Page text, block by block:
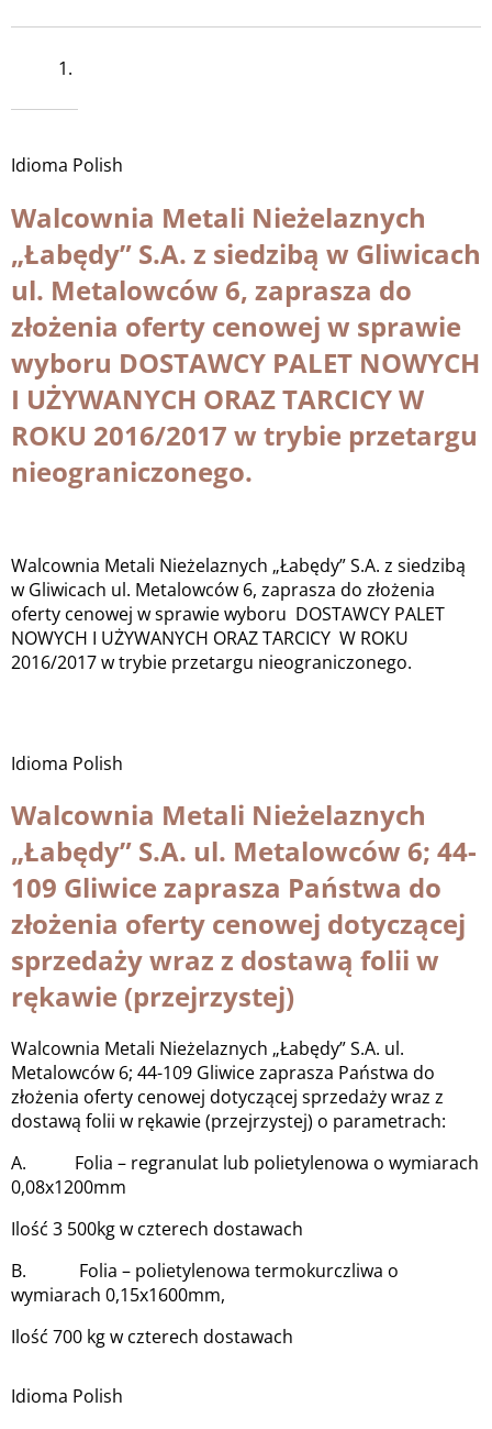
1.
Idioma Polish
Walcownia Metali Nieżelaznych
„Łabędy” S.A. z siedzibą w Gliwicach
ul. Metalowców 6, zaprasza do
złożenia oferty cenowej w sprawie
wyboru DOSTAWCY PALET NOWYCH
I UŻYWANYCH ORAZ TARCICY W
ROKU 2016/2017 w trybie przetargu
nieograniczonego.
Walcownia Metali Nieżelaznych „Łabędy” S.A. z siedzibą
w Gliwicach ul. Metalowców 6, zaprasza do złożenia
oferty cenowej w sprawie wyboru DOSTAWCY PALET
NOWYCH I UŻYWANYCH ORAZ TARCICY W ROKU
2016/2017 w trybie przetargu nieograniczonego.
Idioma Polish
Walcownia Metali Nieżelaznych
„Łabędy” S.A. ul. Metalowców 6; 44-
109 Gliwice zaprasza Państwa do
złożenia oferty cenowej dotyczącej
sprzedaży wraz z dostawą folii w
rękawie (przejrzystej)
Walcownia Metali Nieżelaznych „Łabędy” S.A. ul.
Metalowców 6; 44-109 Gliwice zaprasza Państwa do
złożenia oferty cenowej dotyczącej sprzedaży wraz z
dostawą folii w rękawie (przejrzystej) o parametrach:
A. Folia – regranulat lub polietylenowa o wymiarach
0,08x1200mm
Ilość 3 500kg w czterech dostawach
B. Folia – polietylenowa termokurczliwa o
wymiarach 0,15x1600mm,
Ilość 700 kg w czterech dostawach
Idioma Polish